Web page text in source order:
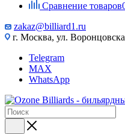
Сравнение товаров
zakaz@billiard1.ru
г. Москва, ул.
Telegram
MAX
WhatsApp